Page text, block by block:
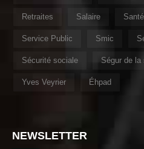
Retraites Salaire Santé
Service Public Smic
Sécurité sociale Ségur de la
Yves Veyrier Éhpad
NEWSLETTER